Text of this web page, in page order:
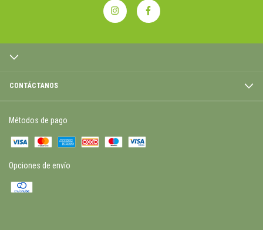
CONTÁCTANOS
Métodos de pago
Opciones de envío